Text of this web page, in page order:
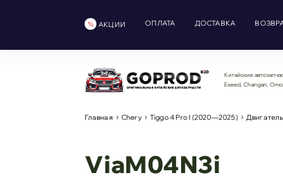
АКЦИИ ОПЛАТА ДОСТАВКА
Китайские
Exeed, Changan,
Главная Chery Tiggo 4 Pro I (2020—2025) Двигатель
ViaM04N3i